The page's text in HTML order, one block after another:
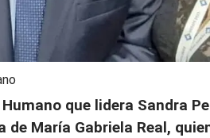
que lidera Sandra
María Gabriela Real,